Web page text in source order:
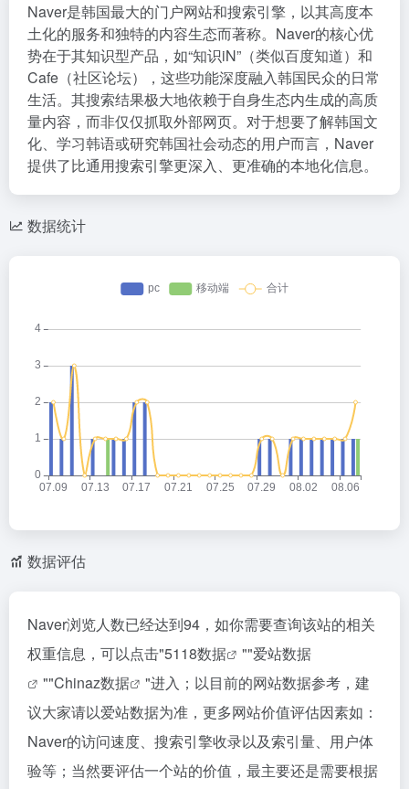
Naver是韩国最大的门户网站和搜索引擎，以其高度本
土化的服务和独特的内容生态而著称。Naver的核心优
势在于其知识型产品，如“知识iN”（类似百度知道）和
Cafe（社区论坛），这些功能深度融入韩国民众的日常
生活。其搜索结果极大地依赖于自身生态内生成的高质
量内容，而非仅仅抓取外部网页。对于想要了解韩国文
化、学习韩语或研究韩国社会动态的用户而言，Naver
提供了比通用搜索引擎更深入、更准确的本地化信息。
数据统计
数据评估
Naver浏览人数已经达到94，如你需要查询该站的相关
权重信息，可以点击"5118数据 ""爱站数据
""Chinaz数据
"进入；以目前的网站数据参考，建
议大家请以爱站数据为准，更多网站价值评估因素如：
Naver的访问速度、搜索引擎收录以及索引量、用户体
验等；当然要评估一个站的价值，最主要还是需要根据